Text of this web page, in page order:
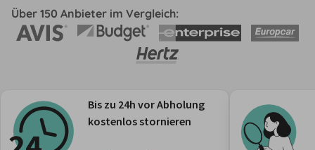
Über 150 Anbieter im Vergleich:
Bis zu 24h vor Abholung
kostenlos stornieren